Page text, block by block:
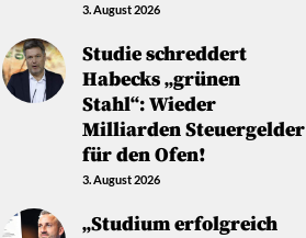
3. August 2026
Studie schreddert
Habecks „grünen
Stahl“: Wieder
Milliarden Steuergelder
für den Ofen!
3. August 2026
„Studium erfolgreich